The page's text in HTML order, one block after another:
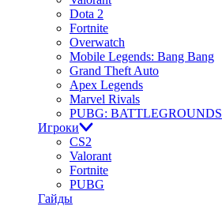
Dota 2
Fortnite
Overwatch
Mobile Legends: Bang Bang
Grand Theft Auto
Apex Legends
Marvel Rivals
PUBG: BATTLEGROUNDS
Игроки
CS2
Valorant
Fortnite
PUBG
Гайды